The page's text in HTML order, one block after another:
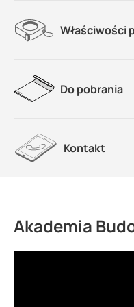
Właściwości
Do pobrania
Kontakt
Akademia